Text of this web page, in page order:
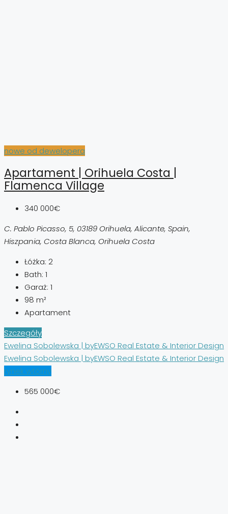
nowe od dewelopera
Apartament | Orihuela Costa |
Flamenca Village
340 000€
C. Pablo Picasso, 5, 03189 Orihuela, Alicante, Spain,
Hiszpania, Costa Blanca, Orihuela Costa
Łóżka: 2
Bath: 1
Garaż: 1
98 m²
Apartament
Szczegóły
Ewelina Sobolewska | byEWSO Real Estate & Interior Design
Ewelina Sobolewska | byEWSO Real Estate & Interior Design
rynek wtórny
565 000€